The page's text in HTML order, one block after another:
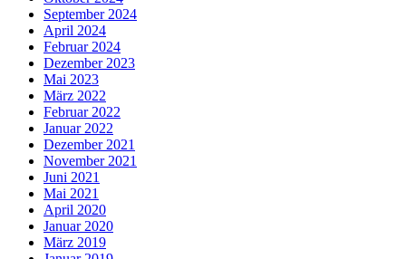
September 2024
April 2024
Februar 2024
Dezember 2023
Mai 2023
März 2022
Februar 2022
Januar 2022
Dezember 2021
November 2021
Juni 2021
Mai 2021
April 2020
Januar 2020
März 2019